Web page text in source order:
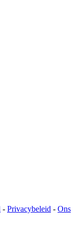
- Privacybeleid - Ons